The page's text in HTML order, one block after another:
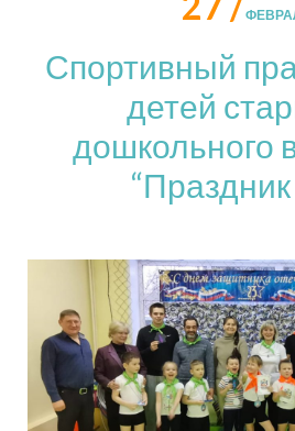
Спортивный
детей
дошкольного
“Праздник